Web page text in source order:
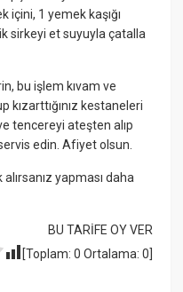
içini, 1 yemek kaşığı
sirkeyi et suyuyla çatalla
bu işlem kıvam ve
kızarttığınız kestaneleri
tencereyi ateşten alıp
edin. Afiyet olsun.
yapması daha
BU TARİFE OY VER
[Toplam: 0 Ortalama: 0